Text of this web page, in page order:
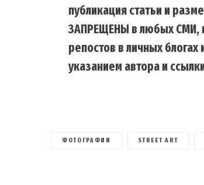
публикация статьи и
ЗАПРЕЩЕНЫ в любых СМИ,
репостов в личных
указанием автора и
ФОТОГРАФИИ STREET ART